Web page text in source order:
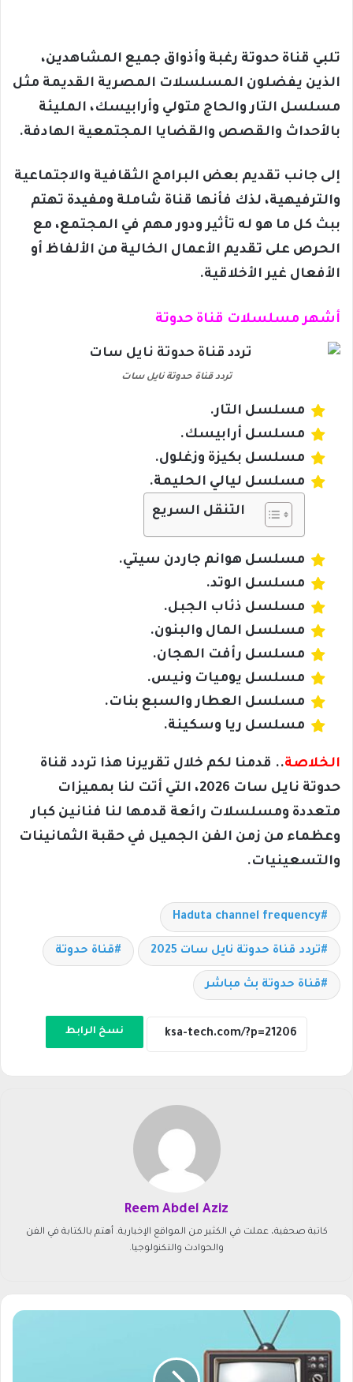
تلبي قناة حدوتة رغبة وأذواق جميع المشاهدين،
الذين يفضلون المسلسلات المصرية القديمة مثل
مسلسل التار والحاج متولي وأرابيسك، المليئة
بالأحداث والقصص والقضايا المجتمعية الهادفة.
إلى جانب تقديم بعض البرامج الثقافية والاجتماعية
والترفيهية، لذك فأنها قناة شاملة ومفيدة تهتم
ببث كل ما هو له تأثير ودور مهم في المجتمع، مع
الحرص على تقديم الأعمال الخالية من الألفاظ أو
الأفعال غير الأخلاقية.
أشهر مسلسلات قناة حدوتة
تردد قناة حدوتة نايل سات
مسلسل التار.
مسلسل أرابيسك.
مسلسل بكيزة وزغلول.
مسلسل ليالي الحليمة.
التنقل السريع
مسلسل هوانم جاردن سيتي.
مسلسل الوتد.
مسلسل ذئاب الجبل.
مسلسل المال والبنون.
مسلسل رأفت الهجان.
مسلسل يوميات ونيس.
مسلسل العطار والسبع بنات.
مسلسل ريا وسكينة.
الخلاصة.. قدمنا لكم خلال تقريرنا هذا تردد قناة
حدوتة نايل سات 2026، التي أتت لنا بمميزات
متعددة ومسلسلات رائعة قدمها لنا فنانين كبار
وعظماء من زمن الفن الجميل في حقبة الثمانينات
والتسعينيات.
Haduta channel frequency
تردد قناة حدوتة نايل سات 2025 قناة حدوتة
قناة حدوتة بث مباشر
نسخ الرابط
Reem Abdel Aziz
كاتبة صحفية، عملت في الكثير من المواقع الإخبارية. أهتم بالكتابة في الفن
والحوادث والتكنولوجيا.
ت